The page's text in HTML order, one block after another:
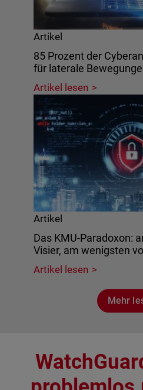
Artikel
85 Prozent der
für laterale
Artikel lesen
Artikel
Das KMU-Paradoxon:
Visier, am wenigsten
Artikel lesen
Mehr